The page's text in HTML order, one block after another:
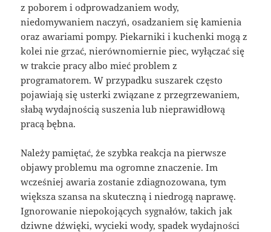
z poborem i odprowadzaniem wody,
niedomywaniem naczyń, osadzaniem się kamienia
oraz awariami pompy. Piekarniki i kuchenki mogą z
kolei nie grzać, nierównomiernie piec, wyłączać się
w trakcie pracy albo mieć problem z
programatorem. W przypadku suszarek często
pojawiają się usterki związane z przegrzewaniem,
słabą wydajnością suszenia lub nieprawidłową
pracą bębna.
Należy pamiętać, że szybka reakcja na pierwsze
objawy problemu ma ogromne znaczenie. Im
wcześniej awaria zostanie zdiagnozowana, tym
większa szansa na skuteczną i niedrogą naprawę.
Ignorowanie niepokojących sygnałów, takich jak
dziwne dźwięki, wycieki wody, spadek wydajności